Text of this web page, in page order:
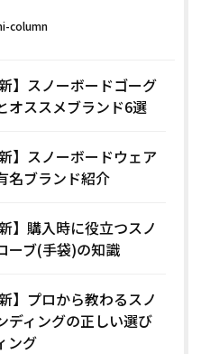
column
】スノーボードゴーグ
オススメブランド6選
】スノーボードウェア
名ブランド紹介
】購入時に役立つスノ
ーブ(手袋)の知識
】プロから教わるスノ
ディングの正しい選び
ング